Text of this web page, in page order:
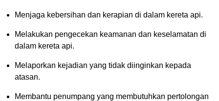
Menjaga kebersihan dan kerapian di dalam kereta api.
Melakukan pengecekan keamanan dan keselamatan di
dalam kereta api.
Melaporkan kejadian yang tidak diinginkan kepada
atasan.
Membantu penumpang yang membutuhkan pertolongan